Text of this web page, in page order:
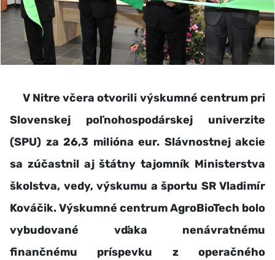
V Nitre včera otvorili výskumné centrum pri
Slovenskej poľnohospodárskej univerzite
(SPU) za 26,3 milióna eur. Slávnostnej akcie
sa zúčastnil aj štátny tajomník Ministerstva
školstva, vedy, výskumu a športu SR Vladimír
Kováčik. Výskumné centrum AgroBioTech bolo
vybudované vďaka nenávratnému
finančnému príspevku z operačného